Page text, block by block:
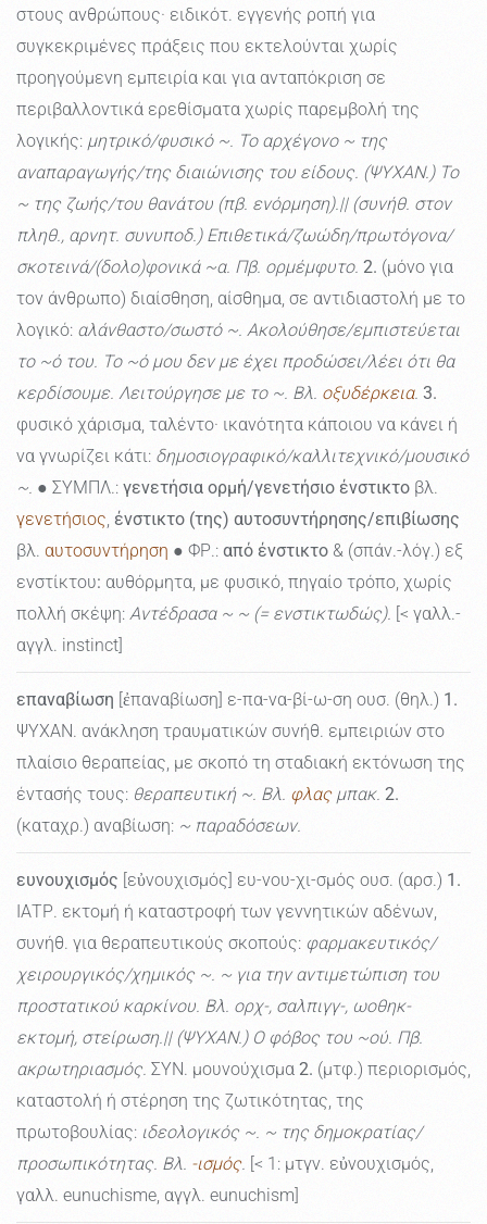
στους ανθρώπους· ειδικότ. εγγενής ροπή για
συγκεκριμένες πράξεις που εκτελούνται χωρίς
προηγούμενη εμπειρία και για ανταπόκριση σε
περιβαλλοντικά ερεθίσματα χωρίς παρεμβολή της
λογικής: μητρικό/φυσικό ~. Το αρχέγονο ~ της
αναπαραγωγής/της διαιώνισης του είδους. (ΨΥΧΑΝ.) Το
~ της ζωής/του θανάτου (πβ. ενόρμηση).|| (συνήθ. στον
πληθ., αρνητ. συνυποδ.) Επιθετικά/ζωώδη/πρωτόγονα/
σκοτεινά/(δολο)φονικά ~α. Πβ. ορμέμφυτο. 2. (μόνο για
τον άνθρωπο) διαίσθηση, αίσθημα, σε αντιδιαστολή με το
λογικό: αλάνθαστο/σωστό ~. Ακολούθησε/εμπιστεύεται
το ~ό του. Το ~ό μου δεν με έχει προδώσει/λέει ότι θα
κερδίσουμε. Λειτούργησε με το ~. Βλ. οξυδέρκεια. 3.
φυσικό χάρισμα, ταλέντο· ικανότητα κάποιου να κάνει ή
να γνωρίζει κάτι: δημοσιογραφικό/καλλιτεχνικό/μουσικό
~. ● ΣΥΜΠΛ.: γενετήσια ορμή/γενετήσιο ένστικτο βλ.
γενετήσιος, ένστικτο (της) αυτοσυντήρησης/επιβίωσης
βλ. αυτοσυντήρηση ● ΦΡ.: από ένστικτο & (σπάν.-λόγ.) εξ
ενστίκτου: αυθόρμητα, με φυσικό, πηγαίο τρόπο, χωρίς
πολλή σκέψη: Αντέδρασα ~ ~ (= ενστικτωδώς). [< γαλλ.-
αγγλ. instinct]
επαναβίωση [ἐπαναβίωση] ε-πα-να-βί-ω-ση ουσ. (θηλ.) 1.
ΨΥΧΑΝ. ανάκληση τραυματικών συνήθ. εμπειριών στο
πλαίσιο θεραπείας, με σκοπό τη σταδιακή εκτόνωση της
έντασής τους: θεραπευτική ~. Βλ. φλαςμπακ. 2.
(καταχρ.) αναβίωση: ~ παραδόσεων.
ευνουχισμός [εὐνουχισμός] ευ-νου-χι-σμός ουσ. (αρσ.) 1.
ΙΑΤΡ. εκτομή ή καταστροφή των γεννητικών αδένων,
συνήθ. για θεραπευτικούς σκοπούς: φαρμακευτικός/
χειρουργικός/χημικός ~. ~ για την αντιμετώπιση του
προστατικού καρκίνου. Βλ. ορχ-, σαλπιγγ-, ωοθηκ-
εκτομή, στείρωση.|| (ΨΥΧΑΝ.) Ο φόβος του ~ού. Πβ.
ακρωτηριασμός. ΣΥΝ. μουνούχισμα 2. (μτφ.) περιορισμός,
καταστολή ή στέρηση της ζωτικότητας, της
πρωτοβουλίας: ιδεολογικός ~. ~ της δημοκρατίας/
προσωπικότητας. Βλ. -ισμός. [< 1: μτγν. εὐνουχισμός,
γαλλ. eunuchisme, αγγλ. eunuchism]